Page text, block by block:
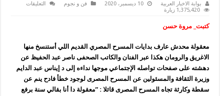
بوابة الاخبار العربية 10 ديسمبر، 2020 فن و نجوم التعليقات
نداء
عن
المسرح
المصري
مغلقة
1,375,420 زيارة
كتبت_ مروة حسن
معقولة محدش عارف بدايات المسرح المصري القديم اللي أستنسخ منها
الاغريق والرومان هكذا عبر الفنان والكاتب الصحفى ناصر عبد الحفيظ عن
دهشته على صفحات تواصله الإجتماعي موجها نداءه إلى د إيناس عبد الدايم
وزيرة الثقافة والمسئولين عن المسرح المصرى لوجود خطأ فادح ينم عن
سقطة وكارثة تجاه المسرح المصرى قائلا : ”معقولة دا أنا بقالي سنة برفع